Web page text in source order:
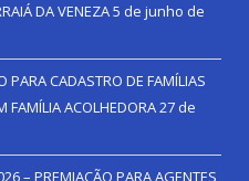
DA VENEZA5 de junho de
PARA CADASTRO DE FAMÍLIAS
FAMÍLIA ACOLHEDORA27 de
– PREMIAÇÃO PARA AGENTES